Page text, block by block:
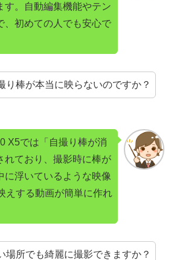
す。自動編集機能やテン
、初めての人でも安心で
り棒が本当に映らないのですか？
X5では「自撮り棒が消
れており、撮影時に棒が
に浮いているような映像
えする動画が簡単に作れ
場所でも綺麗に撮影できますか？